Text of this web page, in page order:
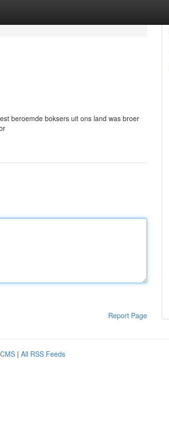
beroemde boksers uit ons land was broer
Report Page
| All RSS Feeds